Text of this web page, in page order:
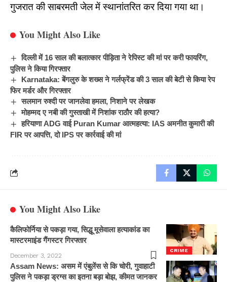
गुजरात की साबरमती जेल में स्थानांतरित कर दिया गया था।
You Might Also Like
दिल्ली में 16 साल की बलात्कार पीड़िता ने रेपिस्ट की मां पर करी फायरिंग,
पुलिस ने किया गिरफ्तार
Karnataka: बेंगलुरु के शख्स ने गर्लफ्रेंड की 3 साल की बेटी से किया रेप
फिर मर्डर और गिरफ्तार
सलमान रुश्दी पर जानलेवा हमला, निशाने पर लेखक
मोहम्मद ए नबी की गुस्ताखी में निशांक राठौर की हत्या?
हरियाणा ADG वाई Puran Kumar आत्महत्या: IAS अमनीत कुमारी की
FIR पर आपत्ति, दो IPS पर कार्रवाई की मां
You Might Also Like
CRIME
कैलिफोर्निया से पकड़ा गया, सिद्धू मूसेवाला हत्याकांड का
मास्टरमाइंड गैंगस्टर गिरफ्तार
December 3, 2022
Assam News: असम में एंबुलेंस से कि चोरी, गुवाहाटी
पुलिस ने पकड़ा ड्रग्स का इतना बड़ा बोझ, कीमत जानकर